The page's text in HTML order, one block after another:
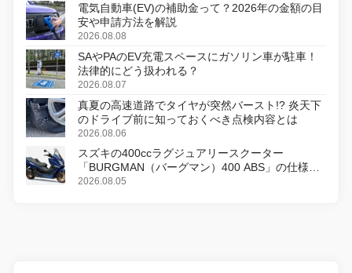
電気自動車(EV)の補助金って？2026年の金額の目
安や申請方法を解説
2026.08.08
SAやPAのEV充電スペースにガソリン車が駐車！
法律的にどう扱われる？
2026.08.07
真夏の高速道路でタイヤが突然バースト!? 炎天下
のドライブ前に知っておくべき点検内容とは
2026.08.06
スズキの400ccラグジュアリースクーター
「BURGMAN（バーグマン）400 ABS」の仕様を
変更し、8月18日に発売
2026.08.05